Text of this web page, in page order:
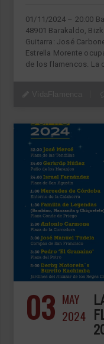
01/11/2024 – 20:00
48901 Barakaldo,
Guitarra: José
Estrella Morente
de los flamencos. La
03 MAY
2024